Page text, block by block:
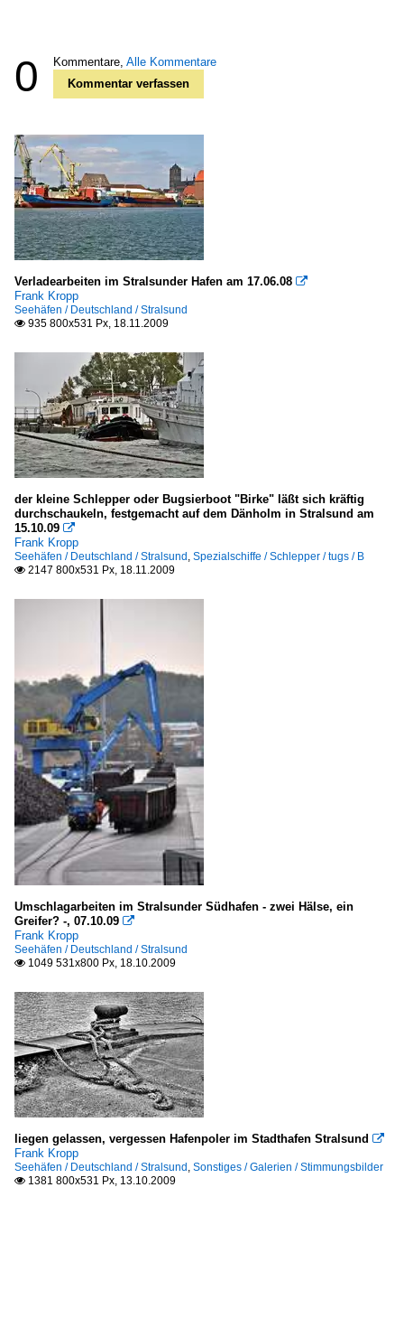
0 Kommentare, Alle Kommentare
Kommentar verfassen
Verladearbeiten im Stralsunder Hafen am 17.06.08 
Frank Kropp
Seehäfen / Deutschland / Stralsund
 935 800x531 Px, 18.11.2009
der kleine Schlepper oder Bugsierboot "Birke" läßt sich kräftig
durchschaukeln, festgemacht auf dem Dänholm in Stralsund am
15.10.09 
Frank Kropp
Seehäfen / Deutschland / Stralsund Spezialschiffe / Schlepper / tugs / B
 2147 800x531 Px, 18.11.2009
Umschlagarbeiten im Stralsunder Südhafen - zwei Hälse, ein
Greifer? -, 07.10.09 
Frank Kropp
Seehäfen / Deutschland / Stralsund
 1049 531x800 Px, 18.10.2009
liegen gelassen, vergessen Hafenpoler im Stadthafen Stralsund 
Frank Kropp
Seehäfen / Deutschland / Stralsund Sonstiges / Galerien / Stimmungsbilder
 1381 800x531 Px, 13.10.2009